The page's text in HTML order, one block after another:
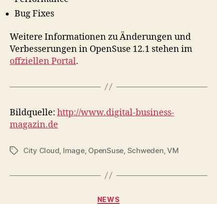
Bug Fixes
Weitere Informationen zu Änderungen und
Verbesserungen in OpenSuse 12.1 stehen im
offziellen Portal.
Bildquelle: http://www.digital-business-
magazin.de
TagsCity Cloud Image, OpenSuse Schweden ,VM
Categories
NEWS